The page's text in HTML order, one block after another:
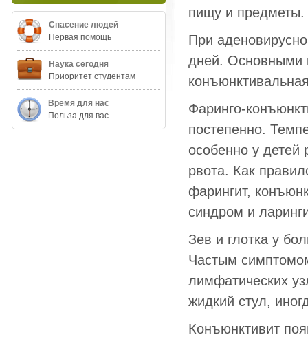
пищу и предметы.
При
дней. Основными
Фаринго-
постепенно.
особенно у детей
рвота. Как
фарингит,
синдром и
Зев и глотка у
Частым
лимфатических
жидкий стул,
Конъюнктивит
Спасение людей
Первая помощь
Наука сегодня
Приоритет студентам
Время для нас
Польза для вас